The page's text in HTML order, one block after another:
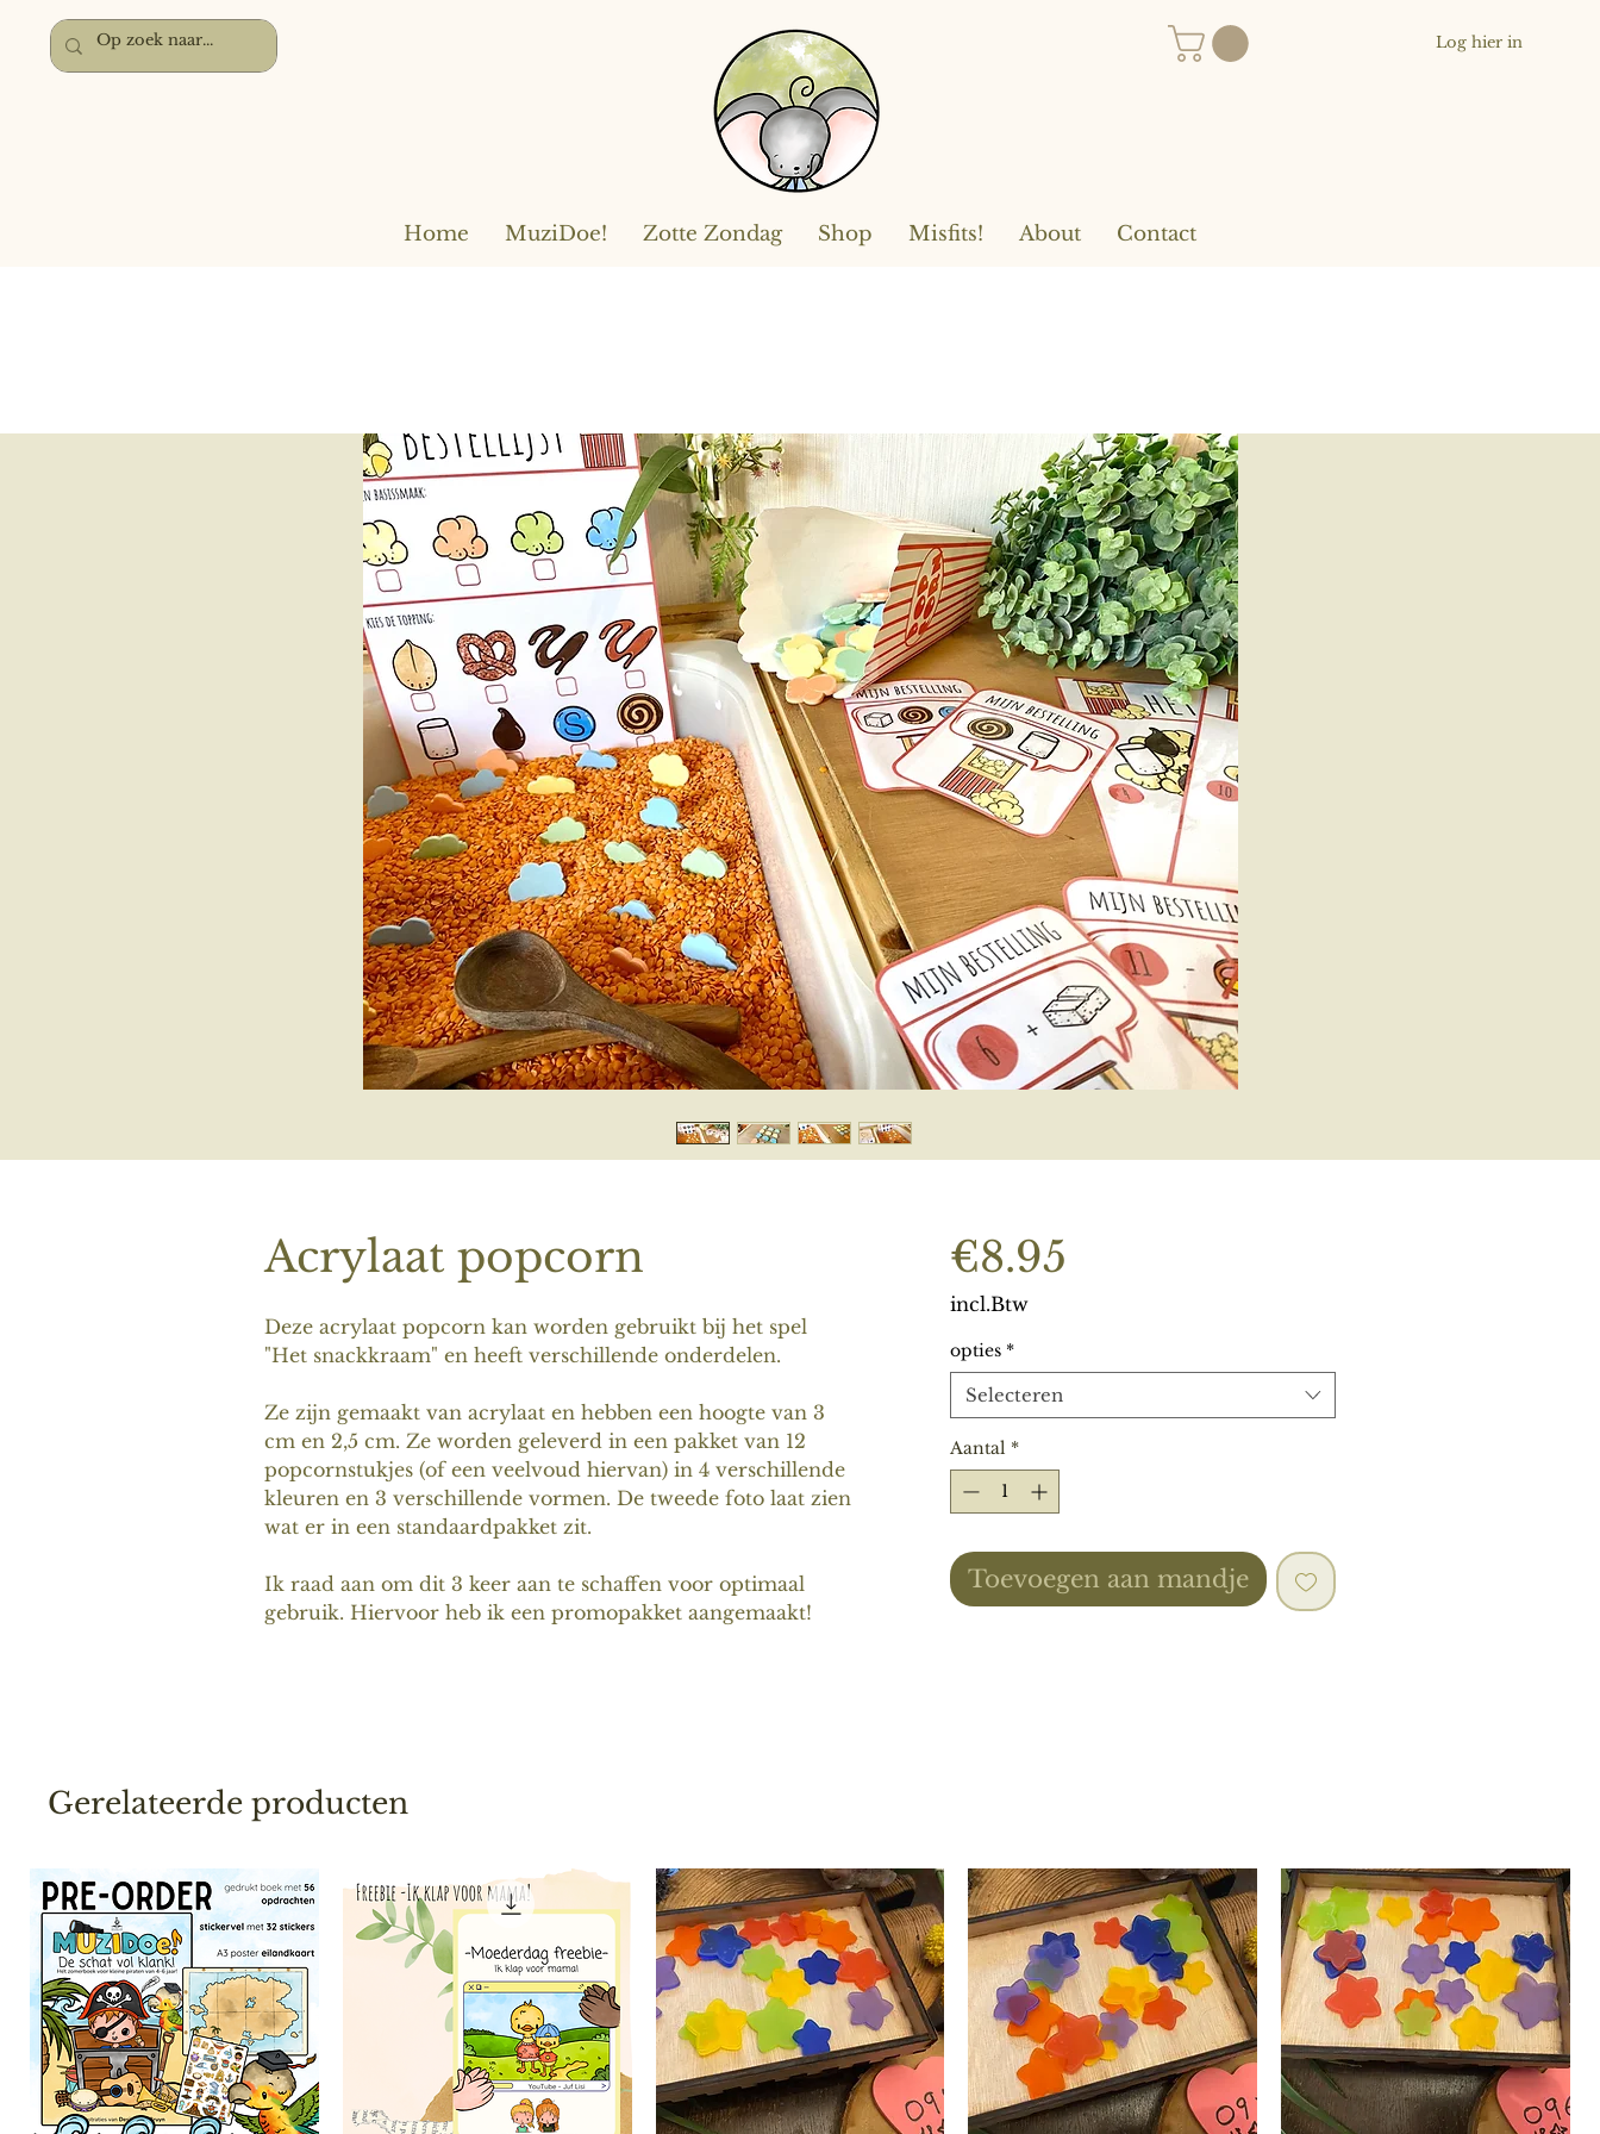
Log hier in
Home MuziDoe! Zotte Zondag Shop Misfits! About Contact
Acrylaat popcorn
Deze acrylaat popcorn kan worden gebruikt bij het spel
"Het snackkraam" en heeft verschillende onderdelen.
Ze zijn gemaakt van acrylaat en hebben een hoogte van 3
cm en 2,5 cm. Ze worden geleverd in een pakket van 12
popcornstukjes (of een veelvoud hiervan) in 4 verschillende
kleuren en 3 verschillende vormen. De tweede foto laat zien
wat er in een standaardpakket zit.
Ik raad aan om dit 3 keer aan te schaffen voor optimaal
gebruik. Hiervoor heb ik een promopakket aangemaakt!
€8.95
incl.Btw
opties *
Selecteren
Aantal *
Toevoegen aan mandje
Gerelateerde producten